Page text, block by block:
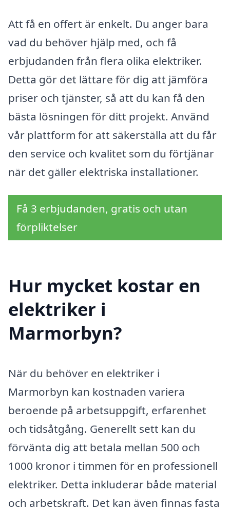
Att få en offert är enkelt. Du anger bara
vad du behöver hjälp med, och få
erbjudanden från flera olika elektriker.
Detta gör det lättare för dig att jämföra
priser och tjänster, så att du kan få den
bästa lösningen för ditt projekt. Använd
vår plattform för att säkerställa att du får
den service och kvalitet som du förtjänar
när det gäller elektriska installationer.
Få 3 erbjudanden, gratis och utan
förpliktelser
Hur mycket kostar en
elektriker i
Marmorbyn?
När du behöver en elektriker i
Marmorbyn kan kostnaden variera
beroende på arbetsuppgift, erfarenhet
och tidsåtgång. Generellt sett kan du
förvänta dig att betala mellan 500 och
1000 kronor i timmen för en professionell
elektriker. Detta inkluderar både material
och arbetskraft. Det kan även finnas fasta